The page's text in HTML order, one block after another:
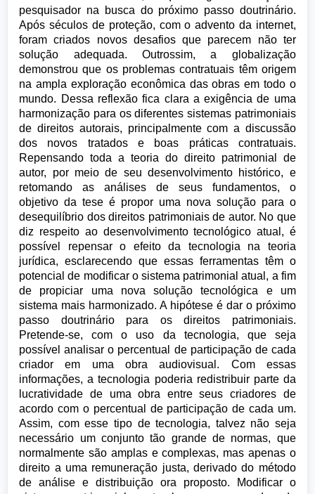
pesquisador na busca do próximo passo doutrinário.
Após séculos de proteção, com o advento da internet,
foram criados novos desafios que parecem não ter
solução adequada. Outrossim, a globalização
demonstrou que os problemas contratuais têm origem
na ampla exploração econômica das obras em todo o
mundo. Dessa reflexão fica clara a exigência de uma
harmonização para os diferentes sistemas patrimoniais
de direitos autorais, principalmente com a discussão
dos novos tratados e boas práticas contratuais.
Repensando toda a teoria do direito patrimonial de
autor, por meio de seu desenvolvimento histórico, e
retomando as análises de seus fundamentos, o
objetivo da tese é propor uma nova solução para o
desequilíbrio dos direitos patrimoniais de autor. No que
diz respeito ao desenvolvimento tecnológico atual, é
possível repensar o efeito da tecnologia na teoria
jurídica, esclarecendo que essas ferramentas têm o
potencial de modificar o sistema patrimonial atual, a fim
de propiciar uma nova solução tecnológica e um
sistema mais harmonizado. A hipótese é dar o próximo
passo doutrinário para os direitos patrimoniais.
Pretende-se, com o uso da tecnologia, que seja
possível analisar o percentual de participação de cada
criador em uma obra audiovisual. Com essas
informações, a tecnologia poderia redistribuir parte da
lucratividade de uma obra entre seus criadores de
acordo com o percentual de participação de cada um.
Assim, com esse tipo de tecnologia, talvez não seja
necessário um conjunto tão grande de normas, que
normalmente são amplas e complexas, mas apenas o
direito a uma remuneração justa, derivado do método
de análise e distribuição ora proposto. Modificar o